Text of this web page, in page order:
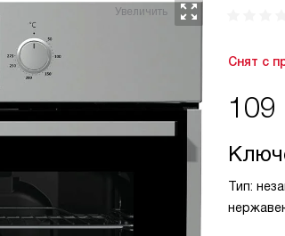
Снят с
109
Тип: